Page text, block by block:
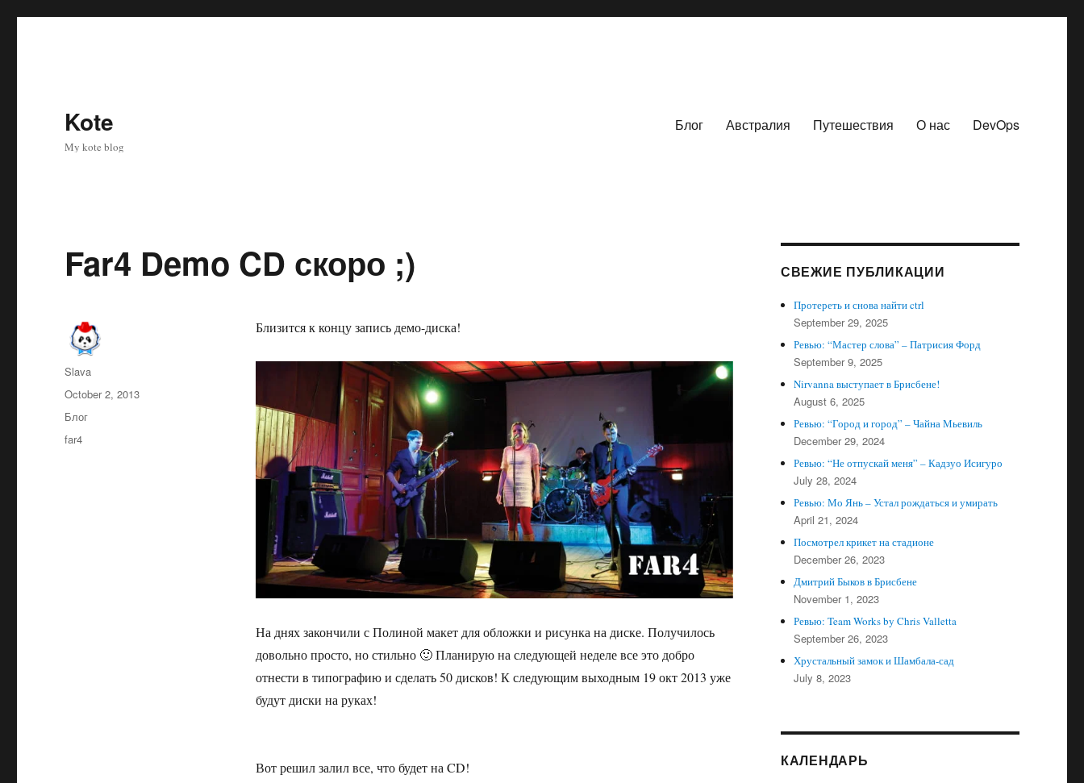
Kote
My kote blog
Блог Австралия Путешествия О нас DevOps
Far4 Demo CD скоро ;)
Близится к концу запись демо-диска!
На днях закончили с Полиной макет для обложки и рисунка на диске. Получилось
довольно просто, но стильно 🙂 Планирую на следующей неделе все это добро
отнести в типографию и сделать 50 дисков! К следующим выходным 19 окт 2013 уже
будут диски на руках!
Вот решил залил все, что будет на CD!
Author
Slava
Posted
on
October 2, 2013
Categories
Блог
Tags
far4
СВЕЖИЕ ПУБЛИКАЦИИ
Протереть и снова найти ctrl
September 29, 2025
Ревью: “Мастер слова” – Патрисия Форд
September 9, 2025
Nirvanna выступает в Брисбене!
August 6, 2025
Ревью: “Город и город” – Чайна Мьевиль
December 29, 2024
Ревью: “Не отпускай меня” – Кадзуо Исигуро
July 28, 2024
Ревью: Мо Янь – Устал рождаться и умирать
April 21, 2024
Посмотрел крикет на стадионе
December 26, 2023
Дмитрий Быков в Брисбене
November 1, 2023
Ревью: Team Works by Chris Valletta
September 26, 2023
Хрустальный замок и Шамбала-сад
July 8, 2023
КАЛЕНДАРЬ